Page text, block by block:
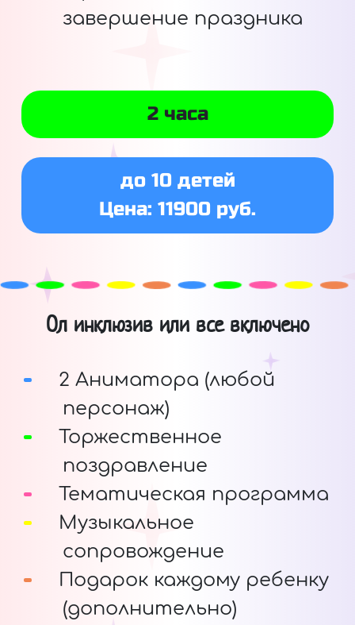
завершение праздника
2 часа
до 10 детей
Цена: 11900 руб.
Ол инклюзив или все включено
2 Аниматора (любой
персонаж)
Торжественное
поздравление
Тематическая программа
Музыкальное
сопровождение
Подарок каждому ребенку
(дополнительно)